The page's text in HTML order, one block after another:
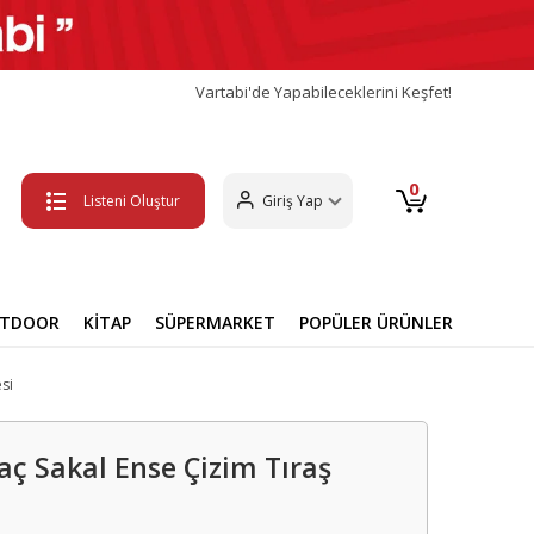
Vartabi'de Yapabileceklerini Keşfet!
Listeni Oluştur Giriş Yap 0
KİTAP SÜPERMARKET POPÜLER ÜRÜNLER
Sakal Ense Çizim Tıraş